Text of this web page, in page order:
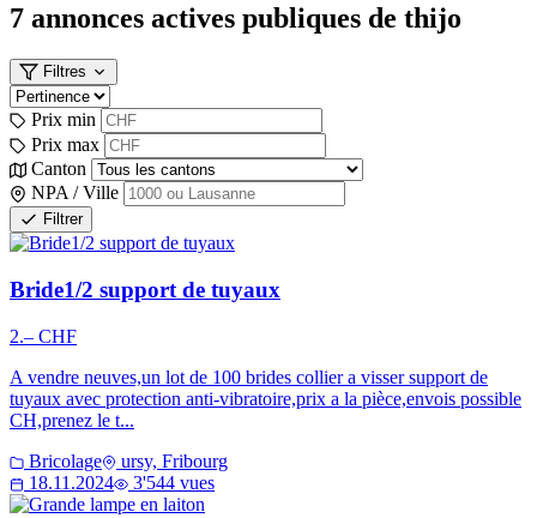
7 annonces actives publiques de thijo
Filtres
Prix min
Prix max
Canton
NPA / Ville
Filtrer
Bride1/2 support de tuyaux
2.– CHF
A vendre neuves,un lot de 100 brides collier a visser support de
tuyaux avec protection anti-vibratoire,prix a la pièce,envois possible
CH,prenez le t...
Bricolage
ursy, Fribourg
18.11.2024
3'544 vues